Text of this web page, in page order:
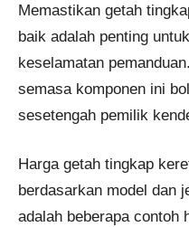
Memastikan getah
baik adalah penting
keselamatan
semasa komponen ini
sesetengah pemilik
Harga getah tingkap
berdasarkan model dan
adalah beberapa contoh